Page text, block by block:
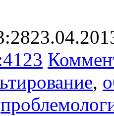
4123
,